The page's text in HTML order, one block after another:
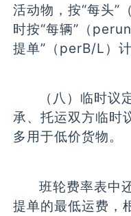
活动物，按“每头”
时按“每辆”（
提单”（perB/L）计
（八）临时
承、托运双方临时
多用于低价货物。
班轮费率表中
提单的最低运费，